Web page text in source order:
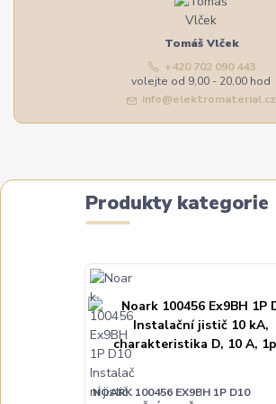
Tomáš Vlček
+420 702 090 443
volejte od 9,00 - 20,00 hod
info@elektromaterial.cz
Produkty kategorie
NOARK 100456 EX9BH 1P D10